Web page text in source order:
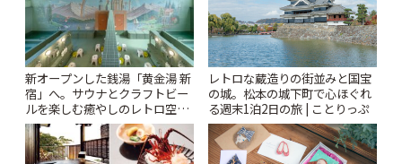
新オープンした銭湯「黄金湯 新
宿」へ。サウナとクラフトビー
ルを楽しむ癒やしのレトロ空間
| ことりっぷ
レトロな蔵造りの街並みと国宝
の城。松本の城下町で心ほぐれ
る週末1泊2日の旅 | ことりっぷ